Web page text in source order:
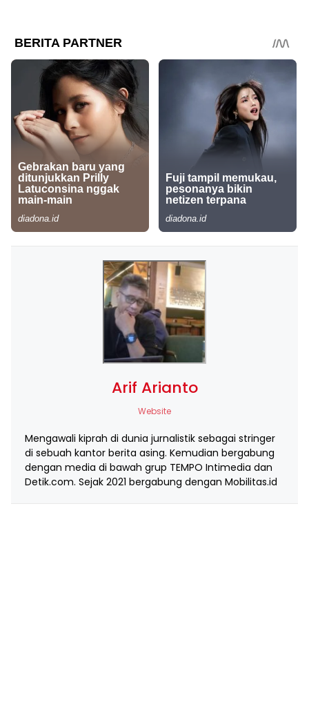
Arif Arianto
Website
Mengawali kiprah di dunia jurnalistik sebagai stringer
di sebuah kantor berita asing. Kemudian bergabung
dengan media di bawah grup TEMPO Intimedia dan
Detik.com. Sejak 2021 bergabung dengan Mobilitas.id